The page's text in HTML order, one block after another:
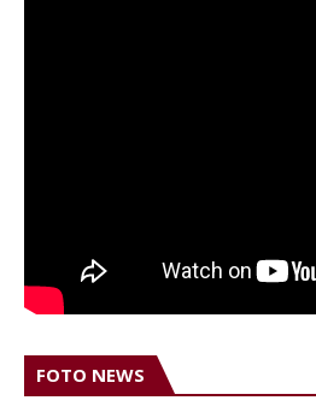
FOTO NEWS